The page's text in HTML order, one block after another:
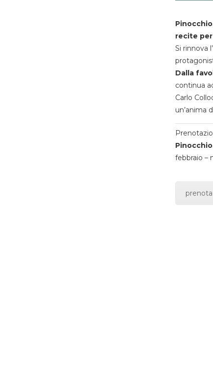
recite
Si rinnova
Dalla
continua
Carlo
un’anima
febbraio –